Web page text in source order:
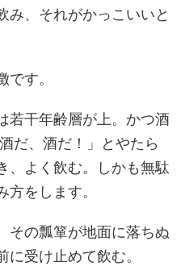
み、それがかっこいいと
す。
若干年齢層が上。かつ酒
だ、酒だ！」とやたら
、よく飲む。しかも無駄
をします。
その瓢箪が地面に落ちぬ
に受け止めて飲む。